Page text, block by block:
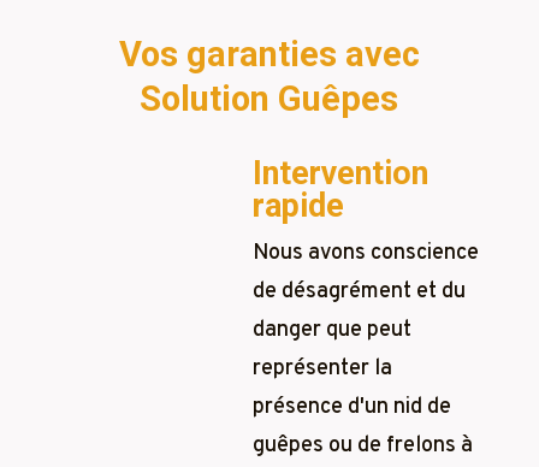
Vos garanties avec
Solution Guêpes
Intervention
rapide
Nous avons conscience
de désagrément et du
danger que peut
représenter la
présence d'un nid de
guêpes ou de frelons à